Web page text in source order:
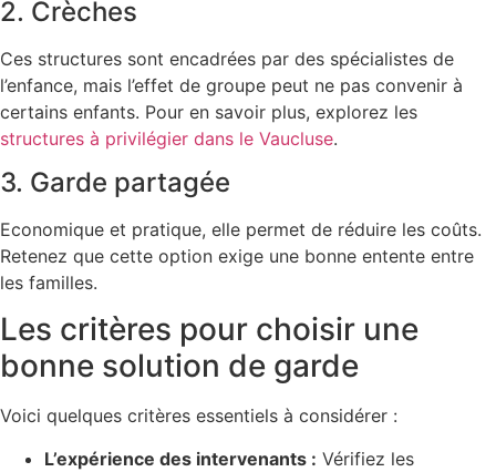
2. Crèches
Ces structures sont encadrées par des spécialistes de
l’enfance, mais l’effet de groupe peut ne pas convenir à
certains enfants. Pour en savoir plus, explorez les
structures à privilégier dans le Vaucluse.
3. Garde partagée
Economique et pratique, elle permet de réduire les coûts.
Retenez que cette option exige une bonne entente entre
les familles.
Les critères pour choisir une
bonne solution de garde
Voici quelques critères essentiels à considérer :
L’expérience des intervenants : Vérifiez les